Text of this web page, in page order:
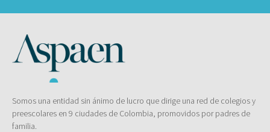
Somos una entidad sin ánimo de lucro que dirige una red de colegios y
preescolares en 9 ciudades de Colombia, promovidos por padres de
familia.